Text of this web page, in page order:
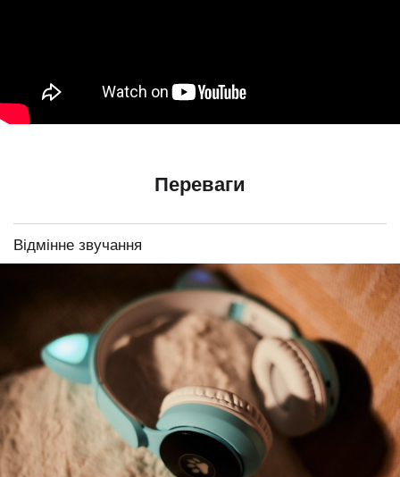
Переваги
Відмінне звучання